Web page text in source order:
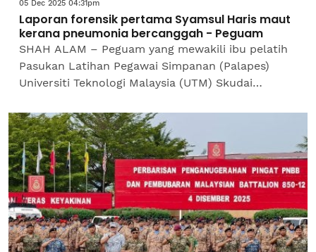
05 Dec 2025 04:31pm
Laporan forensik pertama Syamsul Haris maut
kerana pneumonia bercanggah - Peguam
SHAH ALAM – Peguam yang mewakili ibu pelatih
Pasukan Latihan Pegawai Simpanan (Palapes)
Universiti Teknologi Malaysia (UTM) Skudai
meninggal dunia kerana...